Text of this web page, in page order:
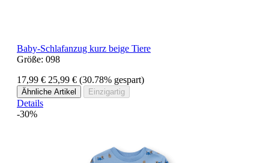
Baby-Schlafanzug kurz beige Tiere
Größe: 098
17,99 € 25,99 € (30.78% gespart)
Ähnliche Artikel Einzigartig
Details
-30%